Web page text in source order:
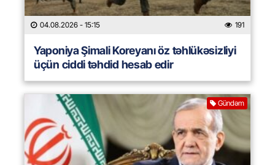
04.08.2026 - 15:15 191
Yaponiya Şimali Koreyanı öz təhlükəsizliyi
üçün ciddi təhdid hesab edir
Gündəm